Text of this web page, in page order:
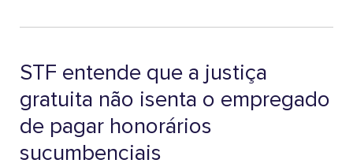
STF entende que a justiça
gratuita não isenta o empregado
de pagar honorários
sucumbenciais